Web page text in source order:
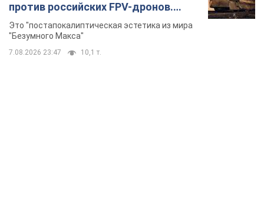
против российских FPV-дронов.
Фото
Это "постапокалиптическая эстетика из мира
"Безумного Макса"
7.08.2026 23:47 10,1 т.